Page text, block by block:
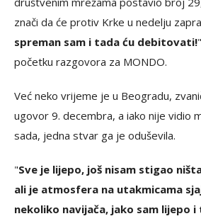
znači da će protiv Krke u nedelju
spreman sam i tada ću debitovati!
početku razgovora za MONDO.
Već neko vrijeme je u Beogradu,
ugovor 9. decembra, a iako nije vidio
sada, jedna stvar ga je oduševila.
"Sve je lijepo, još nisam stigao
ali je atmosfera na utakmicama
nekoliko navijača, jako sam lijepo